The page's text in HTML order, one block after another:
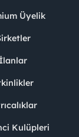
Üyelik
İlanlar
Kulüpleri